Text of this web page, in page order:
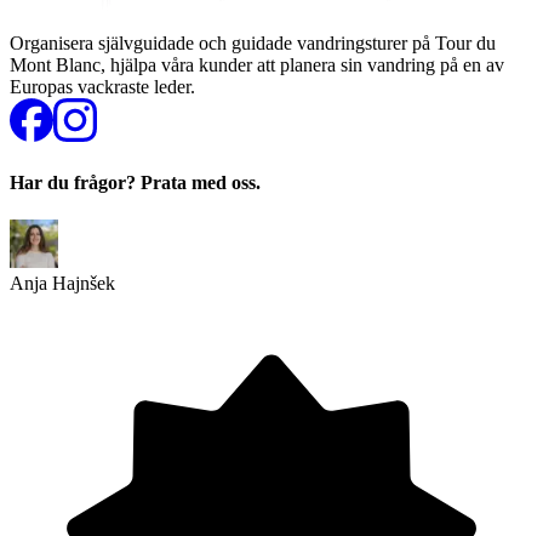
Organisera självguidade och guidade vandringsturer på Tour du
Mont Blanc, hjälpa våra kunder att planera sin vandring på en av
Europas vackraste leder.
Har du frågor? Prata med oss.
Anja Hajnšek